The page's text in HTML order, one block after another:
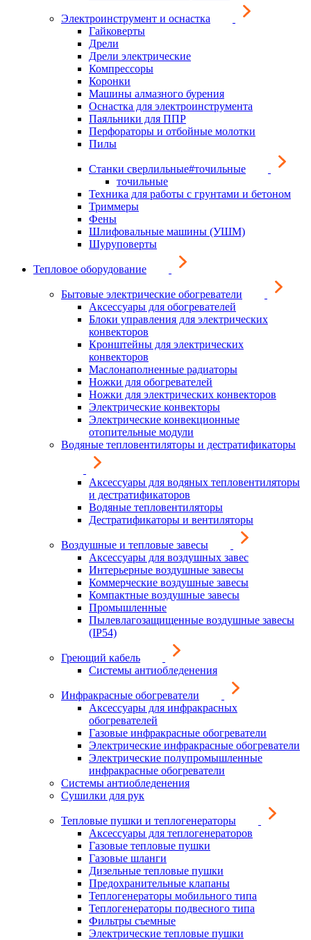
Электроинструмент и оснастка
Гайковерты
Дрели
Дрели электрические
Компрессоры
Коронки
Машины алмазного бурения
Оснастка для электроинструмента
Паяльники для ППР
Перфораторы и отбойные молотки
Пилы
Станки сверлильные#точильные
точильные
Техника для работы с грунтами и бетоном
Триммеры
Фены
Шлифовальные машины (УШМ)
Шуруповерты
Тепловое оборудование
Бытовые электрические обогреватели
Аксессуары для обогревателей
Блоки управления для электрических
конвекторов
Кронштейны для электрических
конвекторов
Маслонаполненные радиаторы
Ножки для обогревателей
Ножки для электрических конвекторов
Электрические конвекторы
Электрические конвекционные
отопительные модули
Водяные тепловентиляторы и дестратификаторы
Аксессуары для водяных тепловентиляторы
и дестратификаторов
Водяные тепловентиляторы
Дестратификаторы и вентиляторы
Воздушные и тепловые завесы
Аксессуары для воздушных завес
Интерьерные воздушные завесы
Коммерческие воздушные завесы
Компактные воздушные завесы
Промышленные
Пылевлагозащищенные воздушные завесы
(IP54)
Греющий кабель
Системы антиобледенения
Инфракрасные обогреватели
Аксессуары для инфракрасных
обогревателей
Газовые инфракрасные обогреватели
Электрические инфракрасные обогреватели
Электрические полупромышленные
инфракрасные обогреватели
Системы антиобледенения
Сушилки для рук
Тепловые пушки и теплогенераторы
Аксессуары для теплогенераторов
Газовые тепловые пушки
Газовые шланги
Дизельные тепловые пушки
Предохранительные клапаны
Теплогенераторы мобильного типа
Теплогенераторы подвесного типа
Фильтры съемные
Электрические тепловые пушки